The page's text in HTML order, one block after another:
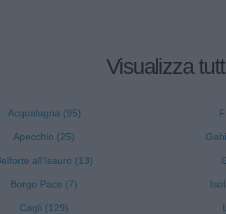
Visualizza
Acqualagna (95)
Apecchio (25)
all'Isauro (13)
Borgo Pace (7)
Cagli (129)